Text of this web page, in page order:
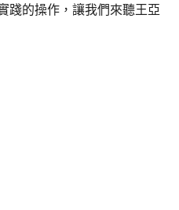
踐的操作，讓我們來聽王亞